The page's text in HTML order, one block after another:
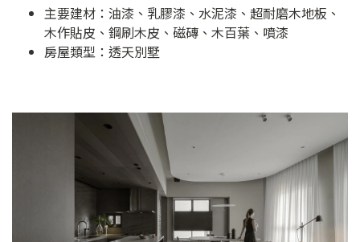
主要建材：油漆、乳膠漆、水泥漆、超耐磨木地板、
木作貼皮、鋼刷木皮、磁磚、木百葉、噴漆
房屋類型：透天別墅